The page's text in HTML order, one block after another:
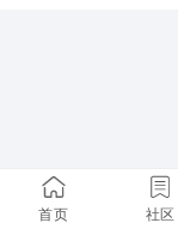
首页 社区